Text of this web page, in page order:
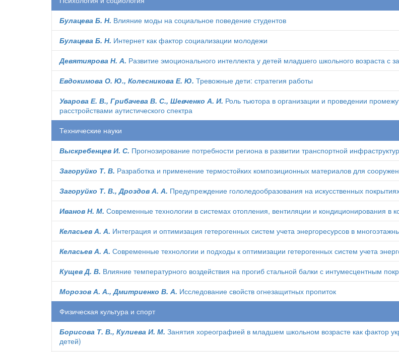
Булацева Б. Н. Влияние моды на социальное поведение студентов
Булацева Б. Н. Интернет как фактор социализации молодежи
Девятиярова Н. А. Развитие эмоционального интеллекта у детей младшего школьного возраста с
Евдокимова О. Ю., Колесникова Е. Ю. Тревожные дети: стратегия работы
Уварова Е. В., Грибачева В. С., Шевченко А. И. Роль тьютора в организации и проведении
расстройствами аутистического спектра
Технические науки
Выскребенцев И. С. Прогнозирование потребности региона в развитии транспортной
Загоруйко Т. В. Разработка и применение термостойких композиционных материалов для
Загоруйко Т. В., Дроздов А. А. Предупреждение гололедообразования на искусственных
Иванов Н. М. Современные технологии в системах отопления, вентиляции и кондиционирования в
Келасьев А. А. Интеграция и оптимизация гетерогенных систем учета энергоресурсов в
Келасьев А. А. Современные технологии и подходы к оптимизации гетерогенных систем учета
Кущев Д. В. Влияние температурного воздействия на прогиб стальной балки с интумесцентным
Морозов А. А., Дмитриенко В. А. Исследование свойств огнезащитных пропиток
Физическая культура и спорт
Борисова Т. В., Кулиева И. М. Занятия хореографией в младшем школьном возрасте как фактор
детей)